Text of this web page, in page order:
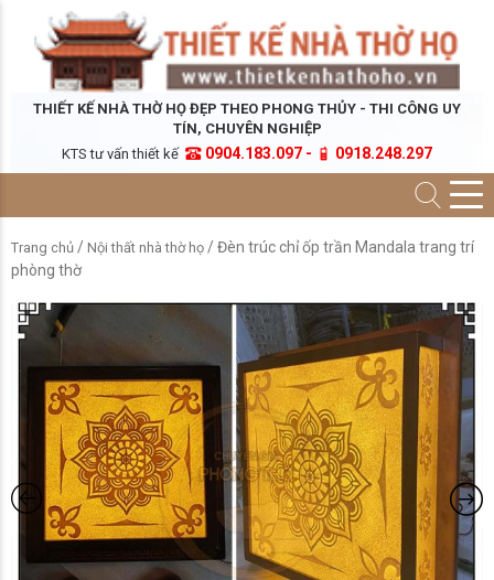
THIẾT KẾ NHÀ THỜ HỌ ĐẸP THEO PHONG THỦY - THI CÔNG UY
TÍN, CHUYÊN NGHIỆP
KTS tư vấn thiết kế
0904.183.097 - 0918.248.297
Trang chủ / Nội thất nhà thờ họ / Đèn trúc chỉ ốp trần Mandala trang trí
phòng thờ